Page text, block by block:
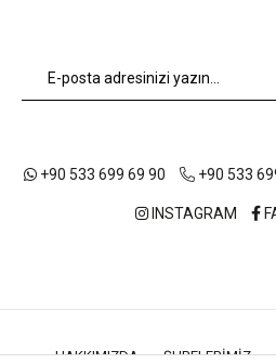
+90 533 699 69 90 +90 533
INSTAGRAM
HAKKIMIZDA ŞUBELERIMIZ